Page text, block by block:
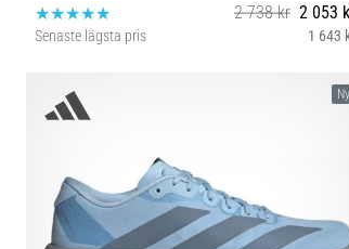
2 738 kr 2 053
Senaste lägsta pris 1 643
40⅔ 42 42⅔ 43⅓ 44 44⅔ 45⅓ 46 46⅔ 47⅓ Ny